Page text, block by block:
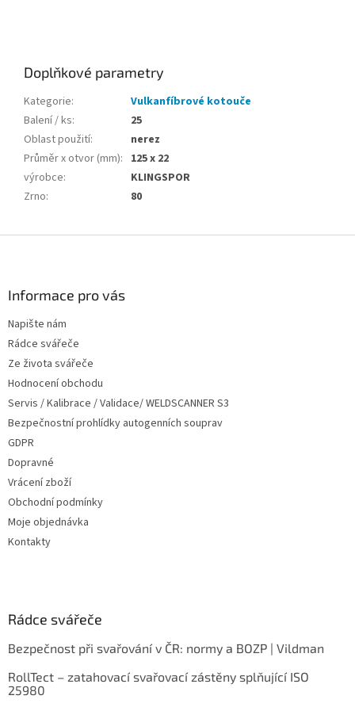
Doplňkové parametry
Kategorie:
Vulkanfíbrové kotouče
Balení / ks:
25
Oblast použití:
nerez
Průměr x otvor (mm): 125 x 22
výrobce:
KLINGSPOR
Zrno: 80
Informace pro vás
Napište nám
Rádce svářeče
Ze života svářeče
Hodnocení obchodu
Servis / Kalibrace / Validace/ WELDSCANNER S3
Bezpečnostní prohlídky autogenních souprav
GDPR
Dopravné
Vrácení zboží
Obchodní podmínky
Moje objednávka
Kontakty
Rádce svářeče
Bezpečnost při svařování v ČR: normy a BOZP | Vildman
RollTect – zatahovací svařovací zástěny splňující ISO
25980